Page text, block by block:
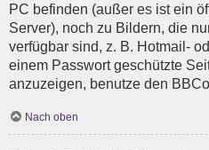
PC befinden (außer es ist ein
Server), noch zu Bildern, die
verfügbar sind, z. B. Hotmail-
einem Passwort geschützte
anzuzeigen, benutze den
Nach oben